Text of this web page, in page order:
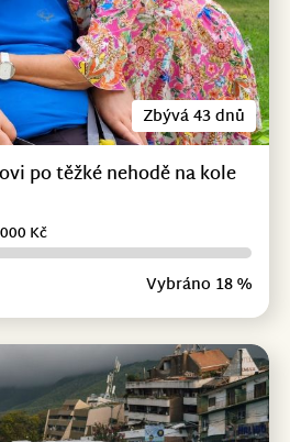
Zbývá 43 dnů
po těžké nehodě na kole
Vybráno 18 %
Kč